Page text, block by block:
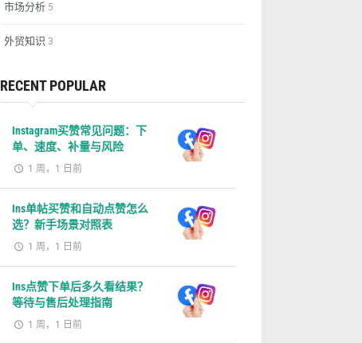
市场分析 5
外贸知识 3
RECENT POPULAR
Instagram买赞常见问题：下
单、速度、补量与风险
1 周，1 日前
Ins单帖买赞和自动点赞怎么
选？新手场景对照表
1 周，1 日前
Ins点赞下单后多久看结果？
等待与售后处理指南
1 周，1 日前